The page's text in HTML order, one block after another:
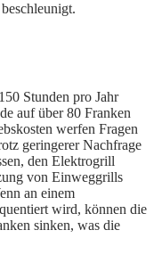
Stunden pro Jahr
auf über 80 Franken
werfen Fragen
geringerer Nachfrage
den Elektrogrill
von Einweggrills
an einem
wird, können die
sinken, was die